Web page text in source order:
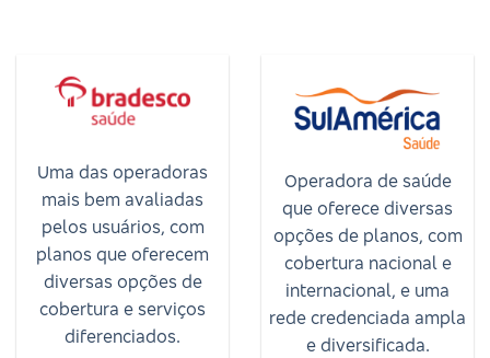
Uma das operadoras
mais bem avaliadas
pelos usuários, com
planos que oferecem
diversas opções de
cobertura e serviços
diferenciados.
Operadora de saúde
que oferece diversas
opções de planos, com
cobertura nacional e
internacional, e uma
rede credenciada ampla
e diversificada.